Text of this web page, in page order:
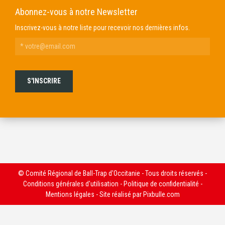
Abonnez-vous à notre Newsletter
Inscrivez-vous à notre liste pour recevoir nos dernières infos.
© Comité Régional de Ball-Trap d'Occitanie - Tous droits réservés -
Conditions générales d'utilisation - Politique de confidentialité -
Mentions légales - Site réalisé par Pixbulle.com